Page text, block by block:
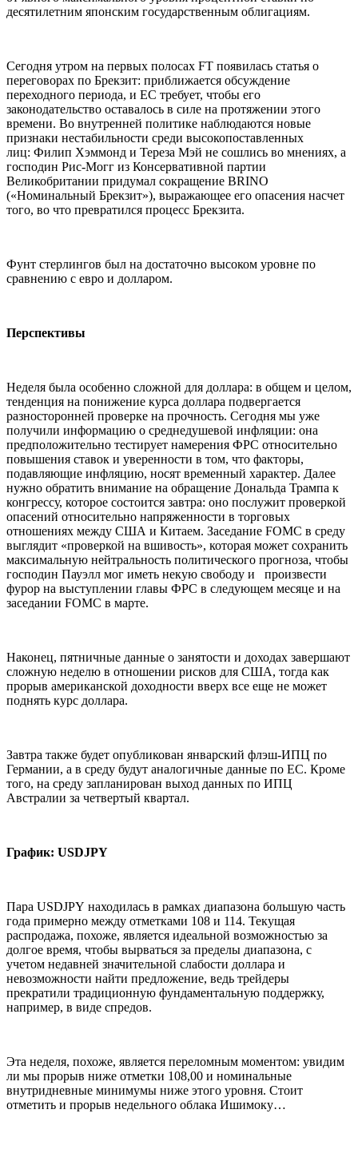
десятилетним японским государственным облигациям.
Сегодня утром на первых полосах FT появилась статья о
переговорах по Брекзит: приближается обсуждение
переходного периода, и ЕС требует, чтобы его
законодательство оставалось в силе на протяжении этого
времени. Во внутренней политике наблюдаются новые
признаки нестабильности среди высокопоставленных
лиц: Филип Хэммонд и Тереза Мэй не сошлись во мнениях, а
господин Рис-Могг из Консервативной партии
Великобритании придумал сокращение BRINO
(«Номинальный Брекзит»), выражающее его опасения насчет
того, во что превратился процесс Брекзита.
Фунт стерлингов был на достаточно высоком уровне по
сравнению с евро и долларом.
Перспективы
Неделя была особенно сложной для доллара: в общем и целом,
тенденция на понижение курса доллара подвергается
разносторонней проверке на прочность. Сегодня мы уже
получили информацию о среднедушевой инфляции: она
предположительно тестирует намерения ФРС относительно
повышения ставок и уверенности в том, что факторы,
подавляющие инфляцию, носят временный характер. Далее
нужно обратить внимание на обращение Дональда Трампа к
конгрессу, которое состоится завтра: оно послужит проверкой
опасений относительно напряженности в торговых
отношениях между США и Китаем. Заседание FOMC в среду
выглядит «проверкой на вшивость», которая может сохранить
максимальную нейтральность политического прогноза, чтобы
господин Пауэлл мог иметь некую свободу и произвести
фурор на выступлении главы ФРС в следующем месяце и на
заседании FOMC в марте.
Наконец, пятничные данные о занятости и доходах завершают
сложную неделю в отношении рисков для США, тогда как
прорыв американской доходности вверх все еще не может
поднять курс доллара.
Завтра также будет опубликован январский флэш-ИПЦ по
Германии, а в среду будут аналогичные данные по ЕС. Кроме
того, на среду запланирован выход данных по ИПЦ
Австралии за четвертый квартал.
График: USDJPY
Пара USDJPY находилась в рамках диапазона большую часть
года примерно между отметками 108 и 114. Текущая
распродажа, похоже, является идеальной возможностью за
долгое время, чтобы вырваться за пределы диапазона, с
учетом недавней значительной слабости доллара и
невозможности найти предложение, ведь трейдеры
прекратили традиционную фундаментальную поддержку,
например, в виде спредов.
Эта неделя, похоже, является переломным моментом: увидим
ли мы прорыв ниже отметки 108,00 и номинальные
внутридневные минимумы ниже этого уровня. Стоит
отметить и прорыв недельного облака Ишимоку…